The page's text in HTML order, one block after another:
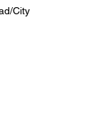
City